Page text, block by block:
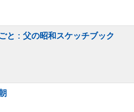
と : 父の昭和スケッチブック